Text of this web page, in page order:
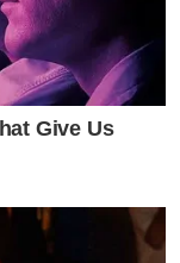
Give Us